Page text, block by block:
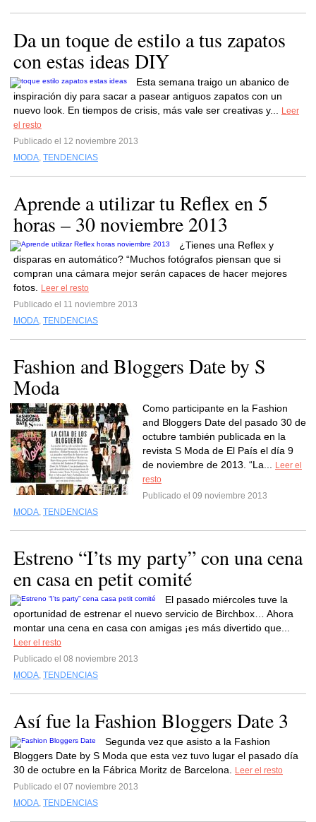
Da un toque de estilo a tus zapatos
con estas ideas DIY
Esta semana traigo un abanico de
inspiración diy para sacar a pasear antiguos zapatos con un
nuevo look. En tiempos de crisis, más vale ser creativas y...
Leer
el resto
Publicado el 12 noviembre 2013
MODA, TENDENCIAS
Aprende a utilizar tu Reflex en 5
horas – 30 noviembre 2013
¿Tienes una Reflex y
disparas en automático? “Muchos fotógrafos piensan que si
compran una cámara mejor serán capaces de hacer mejores
fotos.
Leer el resto
Publicado el 11 noviembre 2013
MODA, TENDENCIAS
Fashion and Bloggers Date by S
Moda
Como participante en la Fashion
and Bloggers Date del pasado 30 de
octubre también publicada en la
revista S Moda de El País el día 9
de noviembre de 2013. “La...
Leer el
resto
Publicado el 09 noviembre 2013
MODA, TENDENCIAS
Estreno “I’ts my party” con una cena
en casa en petit comité
El pasado miércoles tuve la
oportunidad de estrenar el nuevo servicio de Birchbox… Ahora
montar una cena en casa con amigas ¡es más divertido que...
Leer el resto
Publicado el 08 noviembre 2013
MODA, TENDENCIAS
Así fue la Fashion Bloggers Date 3
Segunda vez que asisto a la Fashion
Bloggers Date by S Moda que esta vez tuvo lugar el pasado día
30 de octubre en la Fábrica Moritz de Barcelona.
Leer el resto
Publicado el 07 noviembre 2013
MODA, TENDENCIAS